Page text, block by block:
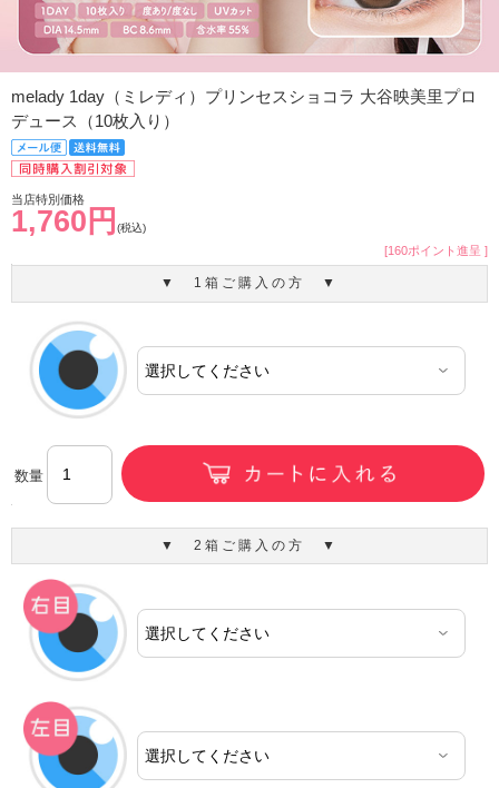
melady 1day（ミレディ）プリンセスショコラ 大谷映美里プロ
デュース（10枚入り）
当店特別価格
1,760円 (税込)
[160ポイント進呈 ]
▼ 1箱ご購入の方 ▼
数量
▼ 2箱ご購入の方 ▼